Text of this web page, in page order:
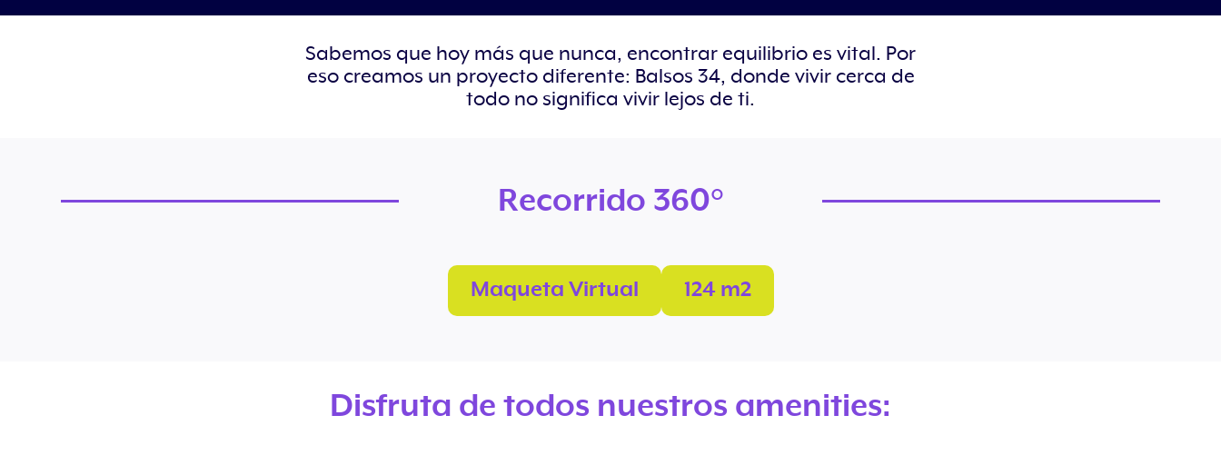
Sabemos que hoy más que nunca, encontrar equilibrio es vital. Por
eso creamos un proyecto diferente: Balsos 34, donde vivir cerca de
todo no significa vivir lejos de ti.
Recorrido 360°
Maqueta Virtual 124 m2
Disfruta de todos nuestros amenities: